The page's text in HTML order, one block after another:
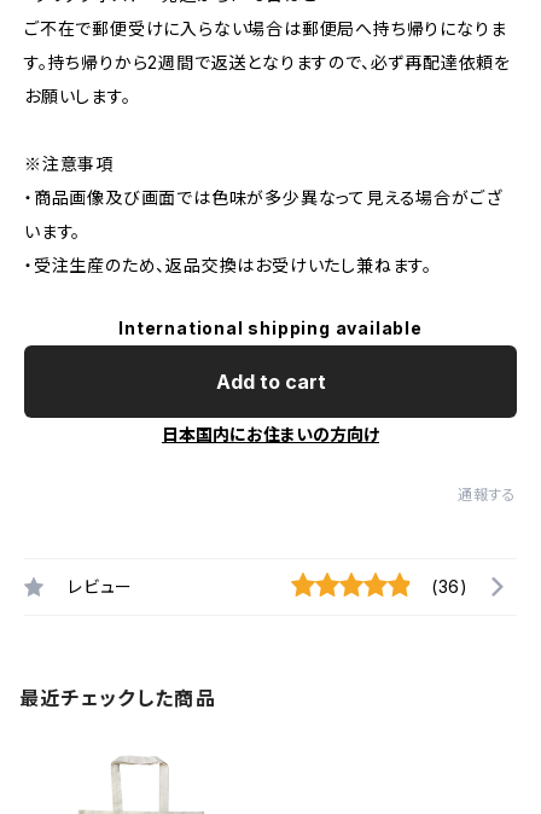
ご不在で郵便受けに入らない場合は郵便局へ持ち帰りになりま
す。持ち帰りから2週間で返送となりますので、必ず再配達依頼を
お願いします。
※注意事項
・商品画像及び画面では色味が多少異なって見える場合がござ
います。
・受注生産のため、返品交換はお受けいたし兼ねます。
International shipping available
Add to cart
日本国内にお住まいの方向け
通報する
レビュー (36)
最近チェックした商品